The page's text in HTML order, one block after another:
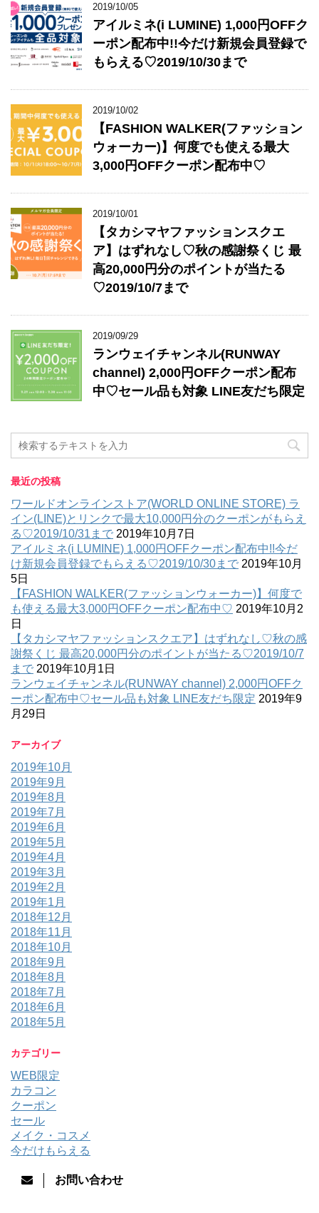
2019/10/05
アイルミネ(i LUMINE) 1,000円OFFク
ーポン配布中!!今だけ新規会員登録で
もらえる♡2019/10/30まで
2019/10/02
【FASHION WALKER(ファッション
ウォーカー)】何度でも使える最大
3,000円OFFクーポン配布中♡
2019/10/01
【タカシマヤファッションスクエ
ア】はずれなし♡秋の感謝祭くじ 最
高20,000円分のポイントが当たる
♡2019/10/7まで
2019/09/29
ランウェイチャンネル(RUNWAY
channel) 2,000円OFFクーポン配布
中♡セール品も対象 LINE友だち限定
最近の投稿
ワールドオンラインストア(WORLD ONLINE STORE) ラ
イン(LINE)とリンクで最大10,000円分のクーポンがもらえ
る♡2019/10/31まで 2019年10月7日
アイルミネ(i LUMINE) 1,000円OFFクーポン配布中!!今だ
け新規会員登録でもらえる♡2019/10/30まで 2019年10月
5日
【FASHION WALKER(ファッションウォーカー)】何度で
も使える最大3,000円OFFクーポン配布中♡ 2019年10月2
日
【タカシマヤファッションスクエア】はずれなし♡秋の感
謝祭くじ 最高20,000円分のポイントが当たる♡2019/10/7
まで 2019年10月1日
ランウェイチャンネル(RUNWAY channel) 2,000円OFFク
ーポン配布中♡セール品も対象 LINE友だち限定 2019年9
月29日
アーカイブ
2019年10月
2019年9月
2019年8月
2019年7月
2019年6月
2019年5月
2019年4月
2019年3月
2019年2月
2019年1月
2018年12月
2018年11月
2018年10月
2018年9月
2018年8月
2018年7月
2018年6月
2018年5月
カテゴリー
WEB限定
カラコン
クーポン
セール
メイク・コスメ
今だけもらえる
お問い合わせ